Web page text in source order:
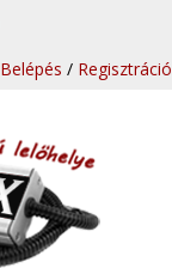
Belépés / Regisztráció